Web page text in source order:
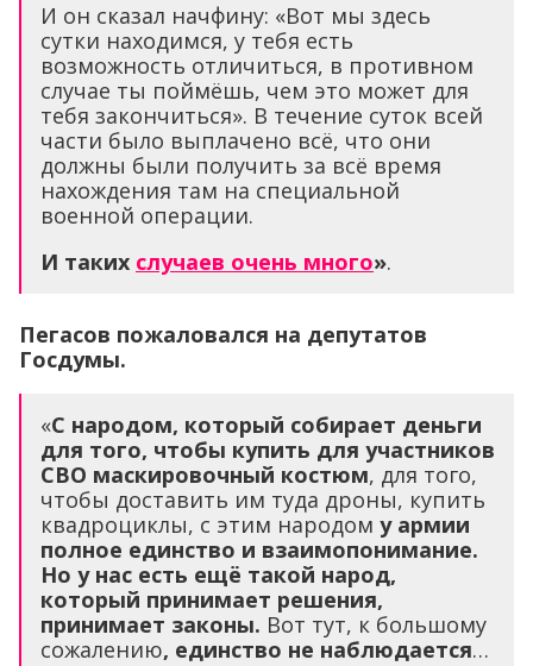
И он сказал начфину: «Вот мы здесь
сутки находимся, у тебя есть
возможность отличиться, в противном
случае ты поймёшь, чем это может для
тебя закончиться». В течение суток всей
части было выплачено всё, что они
должны были получить за всё время
нахождения там на специальной
военной операции.
И таких случаев очень много».
Пегасов пожаловался на депутатов
Госдумы.
«С народом, который собирает деньги
для того, чтобы купить для участников
СВО маскировочный костюм, для того,
чтобы доставить им туда дроны, купить
квадроциклы, с этим народом у армии
полное единство и взаимопонимание.
Но у нас есть ещё такой народ,
который принимает решения,
принимает законы. Вот тут, к большому
сожалению, единство не наблюдается…